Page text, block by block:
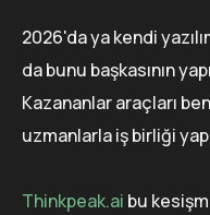
2026'da ya kendi
da bunu başkasının
Kazananlar araçları
uzmanlarla iş birliği
Thinkpeak.ai bu